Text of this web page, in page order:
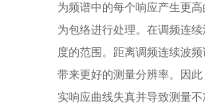
为频谱中的每个响应产生更
为包络进行处理。在调频连
度的范围。距离调频连续波
带来更好的测量分辨率。因
实响应曲线失真并导致测量